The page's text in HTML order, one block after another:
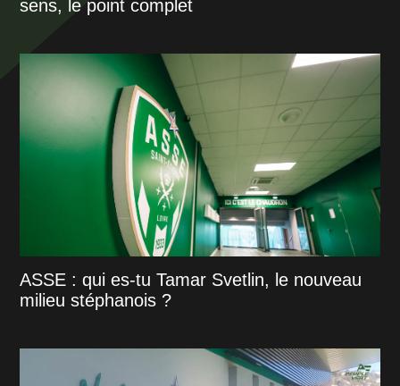
sens, le point complet
ASSE : qui es-tu Tamar Svetlin, le nouveau
milieu stéphanois ?